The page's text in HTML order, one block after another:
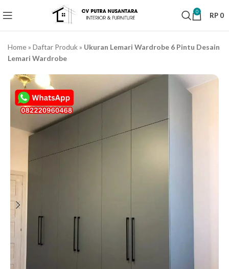
0 RP 0
Home» Daftar Produk» Ukuran Lemari Wardrobe 6 Pintu Desain
Lemari Wardrobe